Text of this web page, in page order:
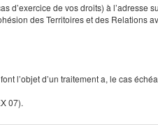
d’exercice de vos droits) à l’adresse
des Territoires et des Relations
l’objet d’un traitement a, le cas
07).